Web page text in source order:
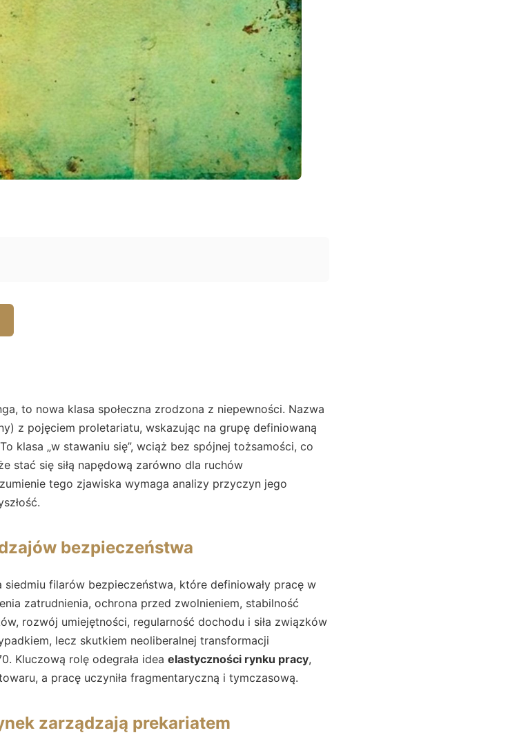
to nowa klasa społeczna zrodzona z niepewności. Nazwa
z pojęciem proletariatu, wskazując na grupę definiowaną
klasa „w stawaniu się”, wciąż bez spójnej tożsamości, co
stać się siłą napędową zarówno dla ruchów
tego zjawiska wymaga analizy przyczyn jego
bezpieczeństwa
filarów bezpieczeństwa, które definiowały pracę w
zatrudnienia, ochrona przed zwolnieniem, stabilność
rozwój umiejętności, regularność dochodu i siła związków
lecz skutkiem neoliberalnej transformacji
Kluczową rolę odegrała idea elastyczności rynku pracy,
a pracę uczyniła fragmentaryczną i tymczasową.
zarządzają prekariatem